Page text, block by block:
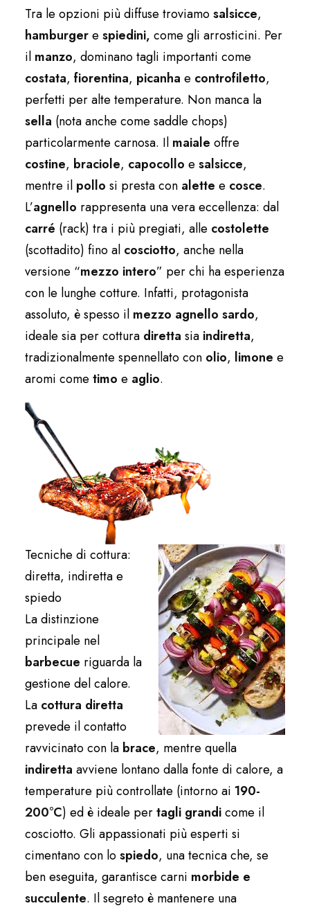
Tra le opzioni più diffuse troviamosalsicce,
hamburgere spiedini, come gli arrosticini. Per
il manzo, dominano tagli importanti come
costata, fiorentina, picanha e controfiletto,
perfetti per alte temperature. Non manca la
sella (nota anche come saddle chops)
particolarmente carnosa. Il maiale offre
costine, braciole, capocollo e salsicce,
mentre il pollo si presta con alette e cosce.
L’agnello rappresenta una vera eccellenza: dal
carré (rack) tra i più pregiati, alle costolette
(scottadito) fino al cosciotto, anche nella
versione “mezzo intero” per chi ha esperienza
con le lunghe cotture. Infatti, protagonista
assoluto, è spesso il mezzo agnello sardo,
ideale sia per cottura diretta sia indiretta,
tradizionalmente spennellato con olio, limone e
aromi come timo e aglio.
Tecniche di cottura:
diretta, indiretta e
spiedo
La distinzione
principale nel
barbecue riguarda la
gestione del calore.
La cottura diretta
prevede il contatto
ravvicinato con la brace, mentre quella
indiretta avviene lontano dalla fonte di calore, a
temperature più controllate (intorno ai 190-
200°C) ed è ideale pertagli grandicome il
cosciotto. Gli appassionati più esperti si
cimentano con lospiedo, una tecnica che, se
ben eseguita, garantisce carni morbide e
succulente. Il segreto è mantenere una